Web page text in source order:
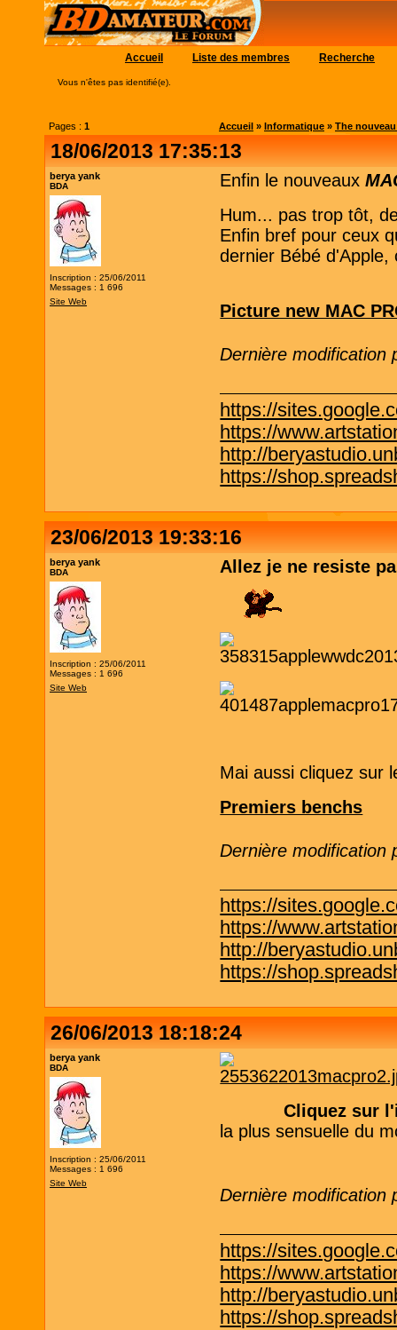
Accueil Liste des membres Recherche
Vous n'êtes pas identifié(e).
Pages : 1 Accueil » Informatique » The
18/06/2013 17:35:13
berya yank
BDA
Inscription : 25/06/2011
Messages : 1 696
Site Web
Enfin le nouveaux
Hum... pas trop tôt,
Enfin bref pour ceux
dernier Bébé d'Apple,
Picture new MAC
Dernière modification
https://
https://
http://
https://
23/06/2013 19:33:16
berya yank
BDA
Inscription : 25/06/2011
Messages : 1 696
Site Web
Allez je ne resiste
Mai aussi cliquez sur
Premiers benchs
Dernière modification
https://
https://
http://
https://
26/06/2013 18:18:24
berya yank
BDA
Inscription : 25/06/2011
Messages : 1 696
Site Web
Cliquez sur
la plus sensuelle du
Dernière modification
https://
https://
http://
https://